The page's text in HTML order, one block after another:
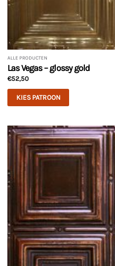
ALLE PRODUCTEN
Las Vegas – glossy gold
€52,50
KIES PATROON